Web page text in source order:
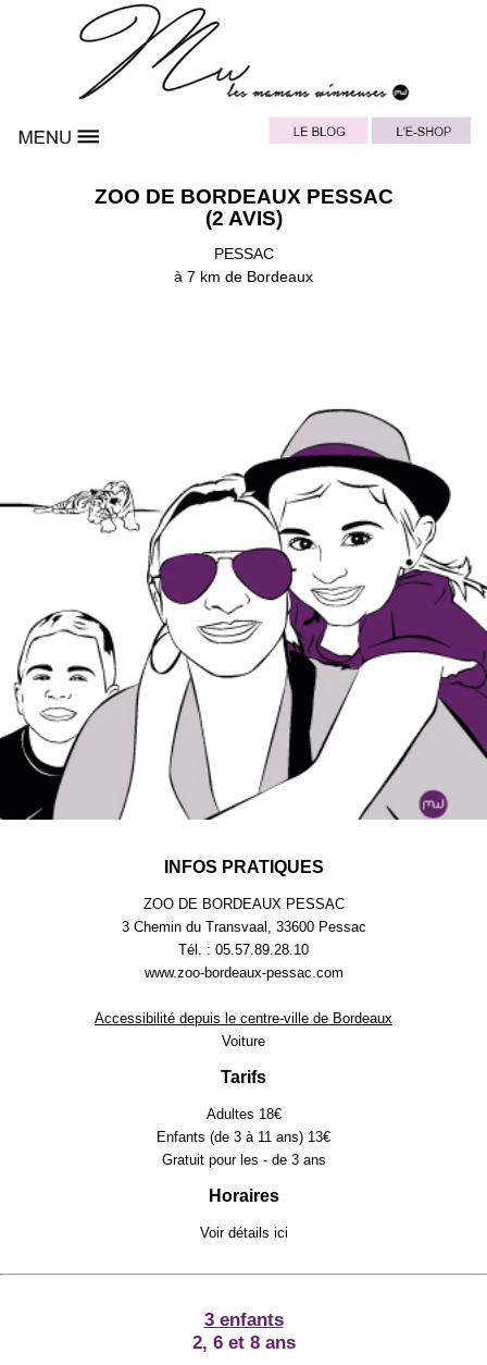
ZOO DE BORDEAUX PESSAC
(2 AVIS)
PESSAC
à 7 km de Bordeaux
INFOS PRATIQUES
ZOO DE BORDEAUX PESSAC
3 Chemin du Transvaal, 33600 Pessac
Tél. : 05.57.89.28.10
www.zoo-bordeaux-pessac.com
Accessibilité depuis le centre-ville de Bordeaux
Voiture
Tarifs
Adultes 18€
Enfants (de 3 à 11 ans) 13€
Gratuit pour les - de 3 ans
Horaires
Voir détails ici
3 enfants
2, 6 et 8 ans